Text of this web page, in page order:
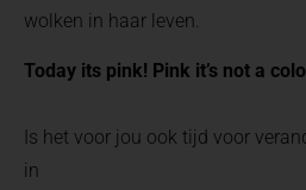
wolken in haar leven.
Today its pink! Pink it’s not a
Is het voor jou ook tijd voor
in